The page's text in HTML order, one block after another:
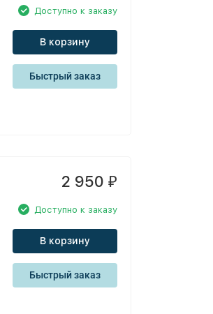
Доступно к заказу
В корзину
Быстрый заказ
2 950 ₽
Доступно к заказу
В корзину
Быстрый заказ